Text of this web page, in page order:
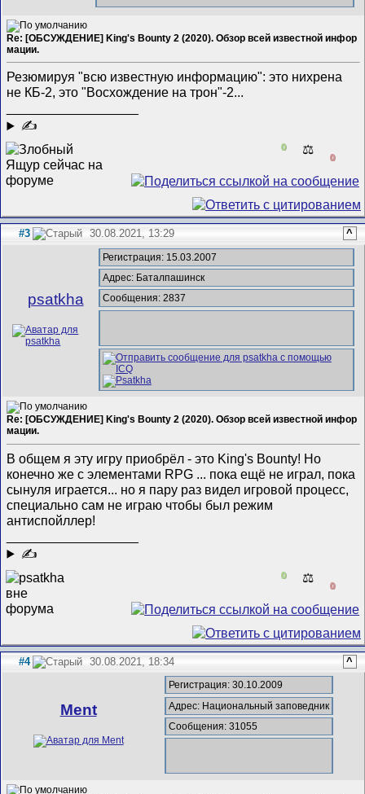
Re: [ОБСУЖДЕНИЕ] King's Bounty 2 (2020). Обзор всей известной инфор
мации.
Резюмируя "всю известную информацию": это нихрена
не КБ-2, это "Восхождение на трон"-2...
✍
0 ⚖️
0
#3 30.08.2021, 13:29 ^
psatkha
Регистрация: 15.03.2007
Адрес: Баталпашинск
Сообщения: 2837
Re: [ОБСУЖДЕНИЕ] King's Bounty 2 (2020). Обзор всей известной инфор
мации.
В общем я эту игру приобрёл - это King's Bounty! Но
конечно же с элементами RPG ... пока ещё не играл, пока
сынуля играется... но я пару раз видел игровой процесс,
специально сам не играю чтобы был режим
антиспойллер!
✍
0 ⚖️
0
#4 30.08.2021, 18:34 ^
Ment
Регистрация: 30.10.2009
Адрес: Национальный заповедник
Сообщения: 31055